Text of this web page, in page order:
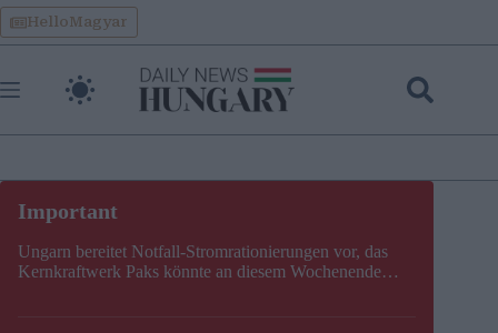
Skip
to
content
HelloMagyar
Ungarn bereitet Notfall-Stromrationierungen vor, das
Kernkraftwerk Paks könnte an diesem Wochenende